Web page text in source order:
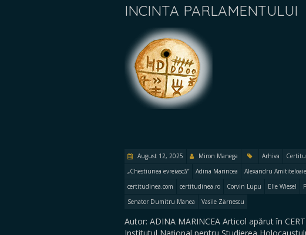
INCINTA PARLAMENTULUI
August 12, 2025 Miron Manega Arhiva
„Chestiunea evreiască”
Adina Marincea Alexandru Amititeloaie
certitudinea.com
certitudinea.ro Corvin Lupu Elie Wiesel
Senator Dumitru Manea
Vasile Zărnescu
Autor: ADINA MARINCEA Articol apărut în